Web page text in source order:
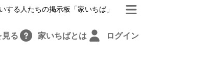
する人たちの掲示板「家いちば」
る 家いちばとは ログイン